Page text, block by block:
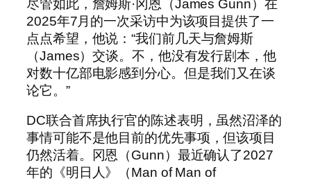
尽管如此，詹姆斯·冈恩（James Gunn）在
2025年7月的一次采访中为该项目提供了一
点点希望，他说：“我们前几天与詹姆斯
（James）交谈。不，他没有发行剧本，他
对数十亿部电影感到分心。但是我们又在谈
论它。”
DC联合首席执行官的陈述表明，虽然沼泽的
事情可能不是他目前的优先事项，但该项目
仍然活着。冈恩（Gunn）最近确认了2027
年的《明日人》（Man of Man of